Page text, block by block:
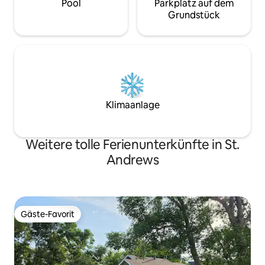
Pool
Parkplatz auf dem
Grundstück
Klimaanlage
Weitere tolle Ferienunterkünfte in St.
Andrews
Gäste-Favorit
Gäste-Favorit